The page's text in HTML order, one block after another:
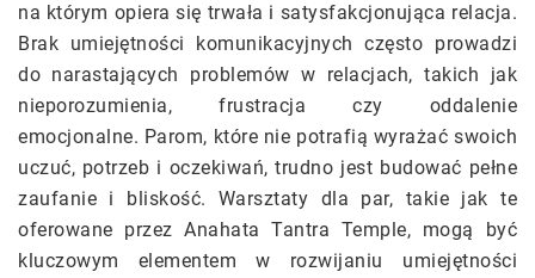
na którym opiera się trwała i satysfakcjonująca relacja.
Brak umiejętności komunikacyjnych często prowadzi
do narastających problemów w relacjach, takich jak
nieporozumienia, frustracja czy oddalenie
emocjonalne. Parom, które nie potrafią wyrażać swoich
uczuć, potrzeb i oczekiwań, trudno jest budować pełne
zaufanie i bliskość. Warsztaty dla par, takie jak te
oferowane przez Anahata Tantra Temple, mogą być
kluczowym elementem w rozwijaniu umiejętności